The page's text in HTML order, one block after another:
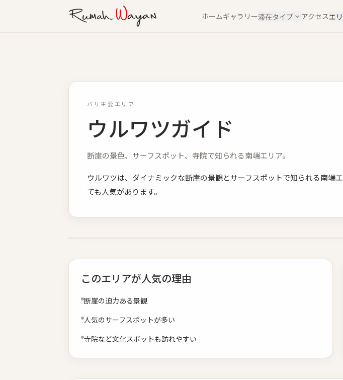
Villa Rumah Wayan
ホームギャラリー滞在タイプ アクセスエ
バリ主要エリア
ウルワツガイド
断崖の景色、サーフスポット、寺院で知られる南端エリア。
ウルワツは、ダイナミックな断崖の景観とサーフスポットで知られる南端
ても人気があります。
このエリアが人気の理由
断崖の迫力ある景観
人気のサーフスポットが多い
寺院など文化スポットも訪れやすい